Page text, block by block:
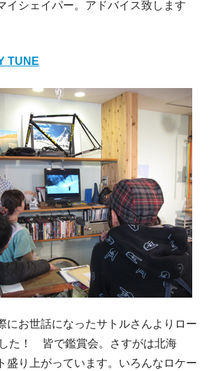
イシェイパー。アドバイス致します
TUNE
にお世話になったサトルさんよりロー
た！ 皆で鑑賞会。さすがは北海
盛り上がっています。いろんなロケー